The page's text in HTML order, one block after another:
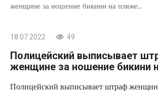
женщине за ношение бикини на пляже..
18.07.2022 49
Полицейский выписывает
женщине за ношение бикини
Полицейский выписывает штраф